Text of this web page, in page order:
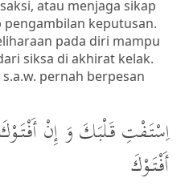
atau menjaga sikap
keputusan.
pada diri mampu
siksa di akhirat kelak.
pernah berpesan
اِسْتَفْتِ قَلْبَكَ وَ إِنْ
أَفْتَوْكَ